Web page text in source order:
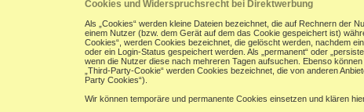
Cookies und Widerspruchsrecht bei Direktwerbung
Als „Cookies“ werden kleine Dateien bezeichnet, die auf Rechnern der
einem Nutzer (bzw. dem Gerät auf dem das Cookie gespeichert ist)
Cookies“, werden Cookies bezeichnet, die gelöscht werden, nachdem
oder ein Login-Status gespeichert werden. Als „permanent“ oder
wenn die Nutzer diese nach mehreren Tagen aufsuchen. Ebenso
„Third-Party-Cookie“ werden Cookies bezeichnet, die von anderen
Party Cookies“).
Wir können temporäre und permanente Cookies einsetzen und klären